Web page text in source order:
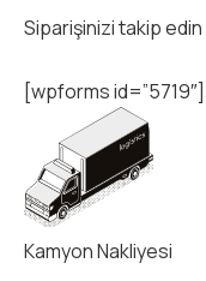
Siparişinizi takip edin
[wpforms id=”5719″]
Kamyon Nakliyesi